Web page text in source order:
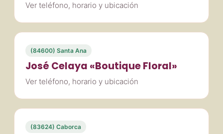
Ver teléfono, horario y ubicación
(84600) Santa Ana
José Celaya «Boutique Floral»
Ver teléfono, horario y ubicación
(83624) Caborca